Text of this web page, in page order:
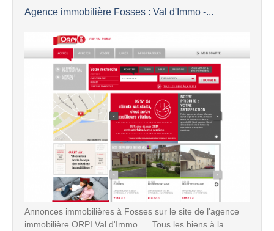
Agence immobilière Fosses : Val d'Immo -...
Annonces immobilières à Fosses sur le site de l'agence
immobilière ORPI Val d'Immo. ... Tous les biens à la